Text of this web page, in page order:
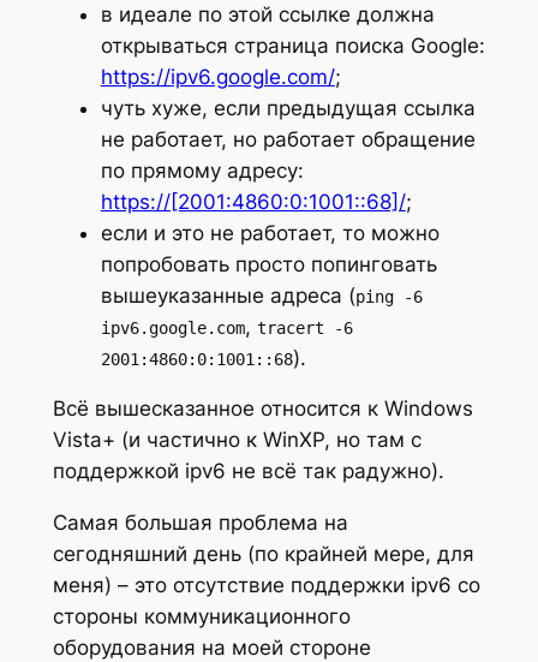
в идеале по этой ссылке должна
открываться страница поиска Google:
https://ipv6.google.com/;
чуть хуже, если предыдущая ссылка
не работает, но работает обращение
по прямому адресу:
https://[2001:4860:0:1001::68]/;
если и это не работает, то можно
попробовать просто попинговать
вышеуказанные адреса (ping -6
ipv6.google.com, tracert -6
2001:4860:0:1001::68).
Всё вышесказанное относится к Windows
Vista+ (и частично к WinXP, но там с
поддержкой ipv6 не всё так радужно).
Самая большая проблема на
сегодняшний день (по крайней мере, для
меня) – это отсутствие поддержки ipv6 со
стороны коммуникационного
оборудования на моей стороне